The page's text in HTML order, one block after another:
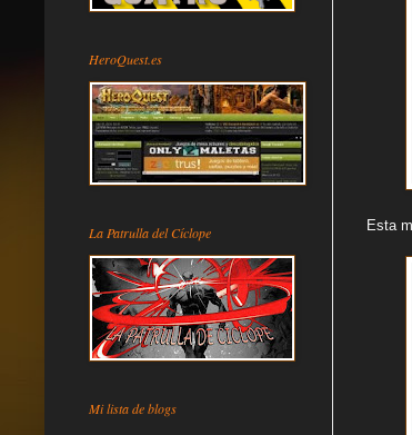
Esta
HeroQuest.es
La Patrulla del Cíclope
Mi lista de blogs